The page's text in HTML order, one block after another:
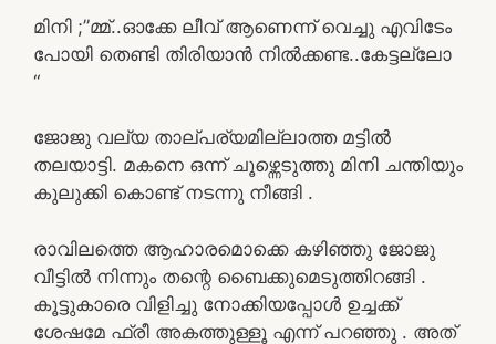
മിനി ;”മ്മ്..ഓക്കേ ലീവ് ആണെന്ന് വെച്ചു എവിടേം
പോയി തെണ്ടി തിരിയാൻ നിൽക്കണ്ട..കേട്ടല്ലോ
“
ജോജു വല്യ താല്പര്യമില്ലാത്ത മട്ടിൽ
തലയാട്ടി. മകനെ ഒന്ന് ചൂഴ്ന്നെടുത്തു മിനി ചന്തിയും
കുലുക്കി കൊണ്ട് നടന്നു നീങ്ങി .
രാവിലത്തെ ആഹാരമൊക്കെ കഴിഞ്ഞു ജോജു
വീട്ടിൽ നിന്നും തന്റെ ബൈക്കുമെടുത്തിറങ്ങി .
കൂട്ടുകാരെ വിളിച്ചു നോക്കിയപ്പോൾ ഉച്ചക്ക്
ശേഷമേ ഫ്രീ അകത്തുള്ളൂ എന്ന് പറഞ്ഞു . അത്